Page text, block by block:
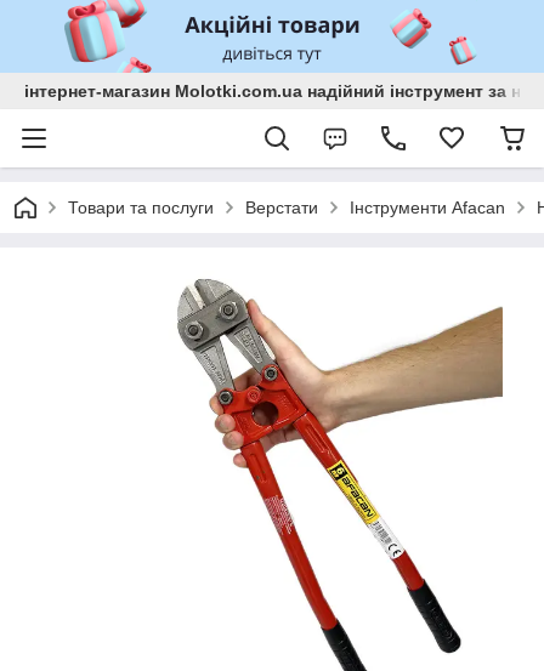
інтернет-магазин Molotki.com.ua надійний інструмент за
Товари та послуги Верстати Інструменти Afacan